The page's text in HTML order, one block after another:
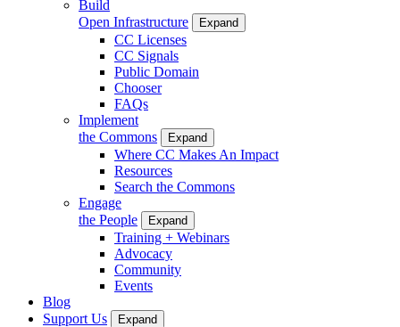
Build
Open Infrastructure
Expand
CC Licenses
CC Signals
Public Domain
Chooser
FAQs
Implement
the Commons
Expand
Where CC Makes An Impact
Resources
Search the Commons
Engage
the People
Expand
Training + Webinars
Advocacy
Community
Events
Blog
Support Us
Expand